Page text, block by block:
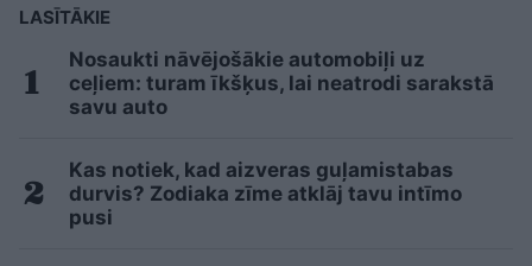
LASĪTĀKIE
Nosaukti nāvējošākie automobiļi uz
ceļiem: turam īkšķus, lai neatrodi sarakstā
savu auto
Kas notiek, kad aizveras guļamistabas
durvis? Zodiaka zīme atklāj tavu intīmo
pusi